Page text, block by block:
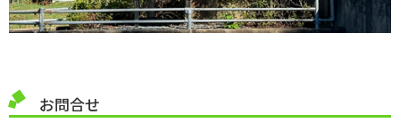
お問合せ